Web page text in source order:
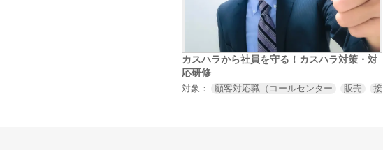
カスハラから社員を守る！カスハラ対策・対
応研修
対象： 顧客対応職（コールセンター 販売 接